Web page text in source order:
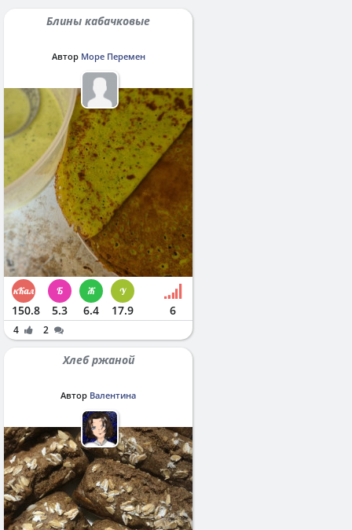
Блины кабачковые
Автор Море Перемен
150.8 5.3 6.4 17.9 6
4 2
Хлеб ржаной
Автор Валентина